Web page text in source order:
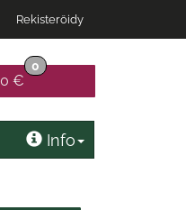
Rekisteröidy
0 €
0
Info